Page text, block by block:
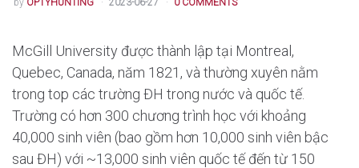
by OPTYHUNTING 2023-06-27 0 COMMENTS
McGill University được thành lập tại Montreal,
Quebec, Canada, năm 1821, và thường xuyên nằm
trong top các trường ĐH trong nước và quốc tế.
Trường có hơn 300 chương trình học với khoảng
40,000 sinh viên (bao gồm hơn 10,000 sinh viên bậc
sau ĐH) với ~13,000 sinh viên quốc tế đến từ 150